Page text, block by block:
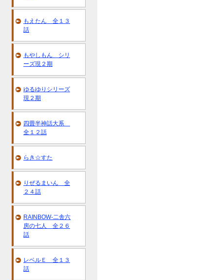
もえたん 全１３
話
もやしもん シリ
ーズ現２期
ゆるゆりシリーズ
現２期
四畳半神話大系
全１２話
らき☆すた
りぜるまいん 全
２４話
RAINBOW-二舎六
房の七人 全２６
話
レベルＥ 全１３
話